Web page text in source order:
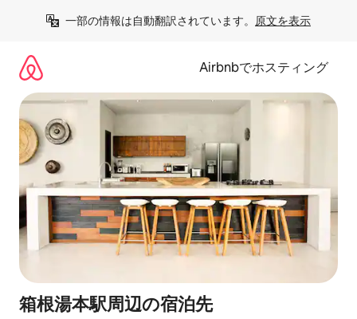
一部の情報は自動翻訳されています。 原文を表示
Airbnbでホスティング
箱根湯本駅⁠周⁠辺⁠の宿⁠泊⁠先